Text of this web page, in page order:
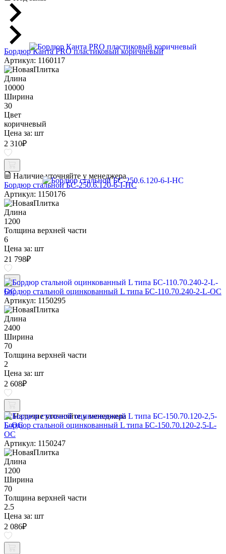
Бордюр Канта PRO пластиковый коричневый
Артикул: 1160117
Длина
10000
Ширина
30
Цвет
коричневый
Цена за: шт
2 310₽
Наличие уточняйте у менеджера
Бордюр стальной БС-250.6.120-6-I-НС
Артикул: 1150176
Длина
1200
Толщина верхней части
6
Цена за: шт
21 798₽
Бордюр стальной оцинкованный L типа БС-110.70.240-2-L-ОС
Артикул: 1150295
Длина
2400
Ширина
70
Толщина верхней части
2
Цена за: шт
2 608₽
Наличие уточняйте у менеджера
Бордюр стальной оцинкованный L типа БС-150.70.120-2,5-L-
ОС
Артикул: 1150247
Длина
1200
Ширина
70
Толщина верхней части
2.5
Цена за: шт
2 086₽